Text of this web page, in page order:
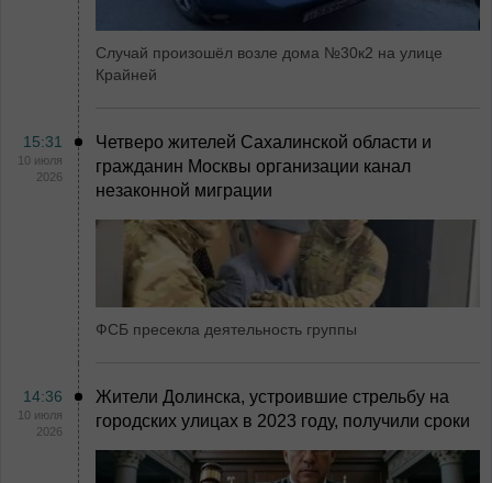
Случай произошёл возле дома №30к2 на улице
Крайней
15:31
10 июля
2026
Четверо жителей Сахалинской области и
гражданин Москвы организации канал
незаконной миграции
ФСБ пресекла деятельность группы
14:36
10 июля
2026
Жители Долинска, устроившие стрельбу на
городских улицах в 2023 году, получили сроки